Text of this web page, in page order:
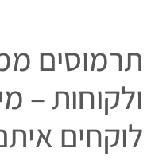
תרמוסים
ולקוחות –
לוקחים